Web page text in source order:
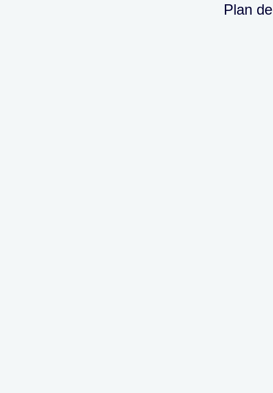
Plan